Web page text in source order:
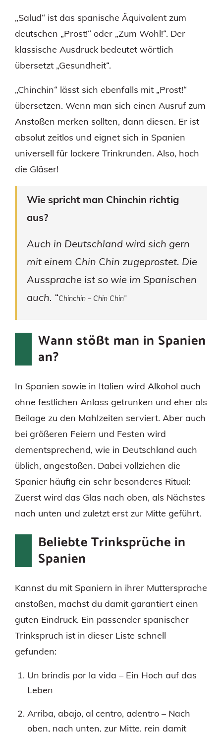
„Salud“ ist das spanische Äquivalent zum
deutschen „Prost!“ oder „Zum Wohl!“. Der
klassische Ausdruck bedeutet wörtlich
übersetzt „Gesundheit“.
„Chinchin“ lässt sich ebenfalls mit „Prost!“
übersetzen. Wenn man sich einen Ausruf zum
Anstoßen merken sollten, dann diesen. Er ist
absolut zeitlos und eignet sich in Spanien
universell für lockere Trinkrunden. Also, hoch
die Gläser!
Wie spricht man Chinchin richtig
aus?
Auch in Deutschland wird sich gern
mit einem Chin Chin zugeprostet. Die
Aussprache ist so wie im Spanischen
auch. “Chinchin – Chin Chin”
Wann stößt man in Spanien
an?
In Spanien sowie in Italien wird Alkohol auch
ohne festlichen Anlass getrunken und eher als
Beilage zu den Mahlzeiten serviert. Aber auch
bei größeren Feiern und Festen wird
dementsprechend, wie in Deutschland auch
üblich, angestoßen. Dabei vollziehen die
Spanier häufig ein sehr besonderes Ritual:
Zuerst wird das Glas nach oben, als Nächstes
nach unten und zuletzt erst zur Mitte geführt.
Beliebte Trinksprüche in
Spanien
Kannst du mit Spaniern in ihrer Muttersprache
anstoßen, machst du damit garantiert einen
guten Eindruck. Ein passender spanischer
Trinkspruch ist in dieser Liste schnell
gefunden:
Un brindis por la vida – Ein Hoch auf das
Leben
Arriba, abajo, al centro, adentro – Nach
oben, nach unten, zur Mitte, rein damit